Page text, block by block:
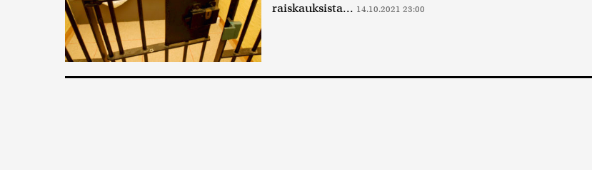
raiskauksista... 14.10.2021 23:00